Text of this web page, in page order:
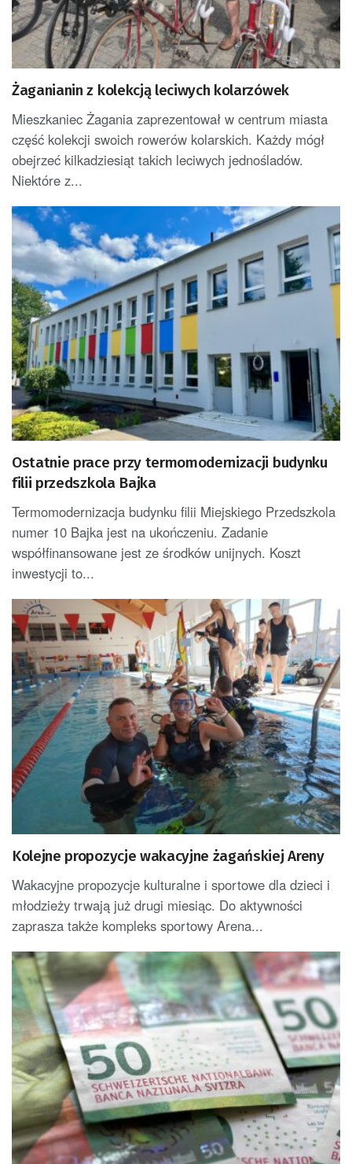
Żaganianin z kolekcją leciwych kolarzówek
Mieszkaniec Żagania zaprezentował w centrum miasta
część kolekcji swoich rowerów kolarskich. Każdy mógł
obejrzeć kilkadziesiąt takich leciwych jednośladów.
Niektóre z...
Ostatnie prace przy termomodernizacji budynku
filii przedszkola Bajka
Termomodernizacja budynku filii Miejskiego Przedszkola
numer 10 Bajka jest na ukończeniu. Zadanie
współfinansowane jest ze środków unijnych. Koszt
inwestycji to...
Kolejne propozycje wakacyjne żagańskiej Areny
Wakacyjne propozycje kulturalne i sportowe dla dzieci i
młodzieży trwają już drugi miesiąc. Do aktywności
zaprasza także kompleks sportowy Arena...